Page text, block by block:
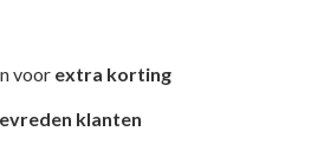
voor extra korting
klanten